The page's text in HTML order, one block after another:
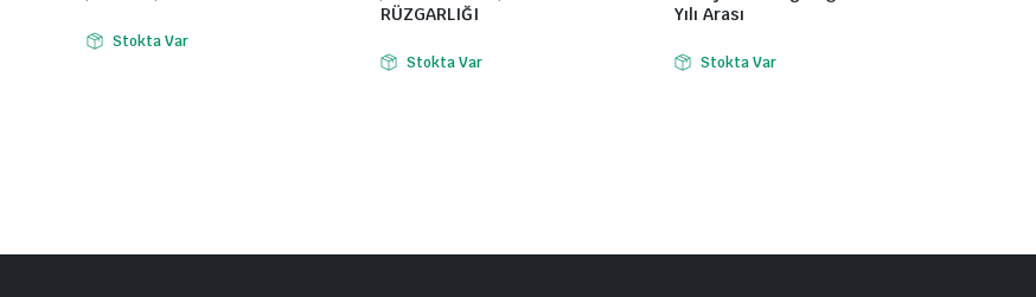
Stokta Var
RÜZGARLIĞI
Stokta Var
Yılı Arası
Stokta Var